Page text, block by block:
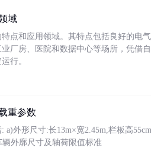
域
点和应用领域。其特点包括良好的电
厂房、医院和数据中心等场所，凭借
行。
重参数
a)外形尺寸:长13m×宽2.45m,栏板高
外廓尺寸及轴荷限值标准